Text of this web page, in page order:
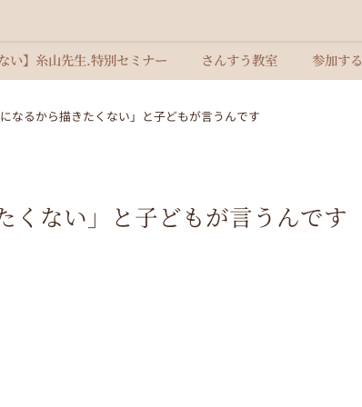
い】糸山先生.特別セミナー さんすう教室 参加する
なるから描きたくない」と子どもが言うんです
くない」と子どもが言うんです